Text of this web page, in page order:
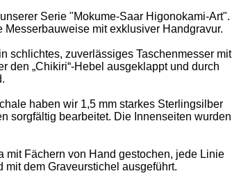
Serie "Mokume-Saar Higonokami-Art".
mit exklusiver Handgravur.
schlichtes, zuverlässiges Taschenmesser mit
den „Chikiri“-Hebel ausgeklappt und durch
haben wir 1,5 mm starkes Sterlingsilber
sorgfältig bearbeitet. Die Innenseiten wurden
mit Fächern von Hand gestochen, jede Linie
dem Graveurstichel ausgeführt.